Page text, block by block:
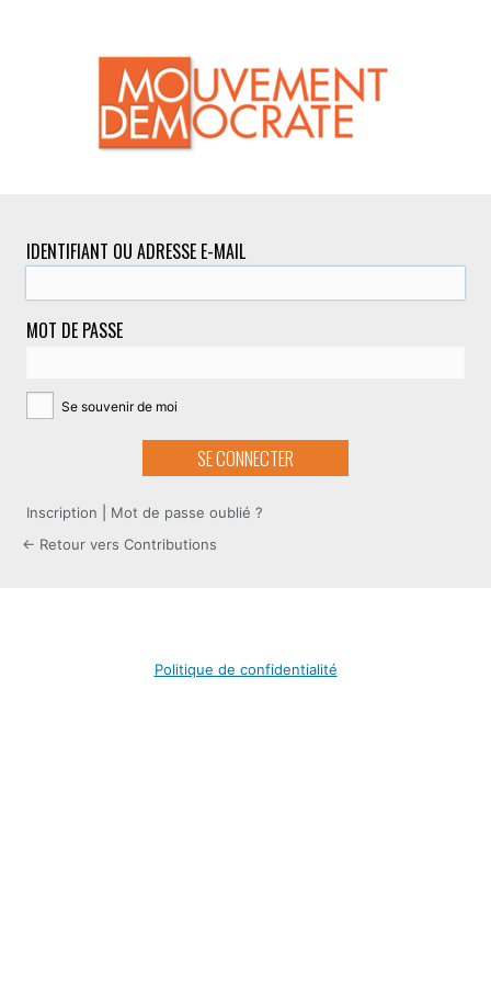
IDENTIFIANT OU ADRESSE E-MAIL
MOT DE PASSE
Se souvenir de moi
Inscription
Mot de passe oublié ?
← Retour vers Contributions
Politique de confidentialité